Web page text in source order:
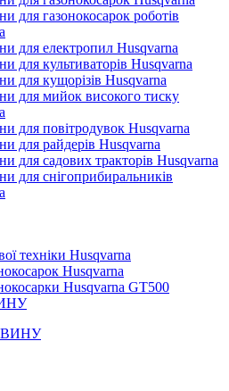
для газонокосарок роботів
для електропил Husqvarna
для культиваторів Husqvarna
для кущорізів Husqvarna
для мийок високого тиску
для повітродувок Husqvarna
для райдерів Husqvarna
для садових тракторів Husqvarna
для снігоприбиральників
техніки Husqvarna
Husqvarna
Husqvarna GT500